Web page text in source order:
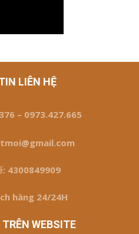
LIÊN HỆ
– 0973.427.665
4300849909
hàng 24/24H
WEBSITE